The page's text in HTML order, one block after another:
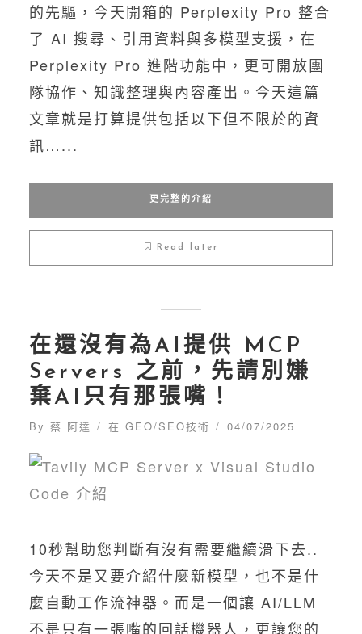
的先驅，今天開箱的 Perplexity Pro 整合
了 AI 搜尋、引用資料與多模型支援，在
Perplexity Pro 進階功能中，更可開放團
隊協作、知識整理與內容產出。今天這篇
文章就是打算提供包括以下但不限於的資
訊…...
更完整的介紹
Read later
在還沒有為AI提供 MCP
Servers 之前，先請別嫌
棄AI只有那張嘴！
By 蔡 阿達 在 GEO/SEO技術 04/07/2025
10秒幫助您判斷有沒有需要繼續滑下去..
今天不是又要介紹什麼新模型，也不是什
麼自動工作流神器。而是一個讓 AI/LLM
不是只有一張嘴的回話機器人，更讓您的